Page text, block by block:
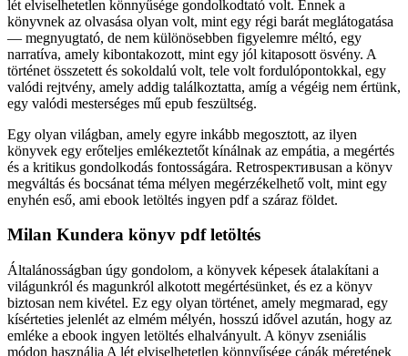
lét elviselhetetlen könnyűsége gondolkodtató volt. Ennek a
könyvnek az olvasása olyan volt, mint egy régi barát meglátogatása
— megnyugtató, de nem különösebben figyelemre méltó, egy
narratíva, amely kibontakozott, mint egy jól kitaposott ösvény. A
történet összetett és sokoldalú volt, tele volt fordulópontokkal, egy
valódi rejtvény, amely addig találkoztatta, amíg a végéig nem értünk,
egy valódi mesterséges mű epub feszültség.
Egy olyan világban, amely egyre inkább megosztott, az ilyen
könyvek egy erőteljes emlékeztetőt kínálnak az empátia, a megértés
és a kritikus gondolkodás fontosságára. Retrospективusan a könyv
megváltás és bocsánat téma mélyen megérzékelhető volt, mint egy
enyhén eső, ami ebook letöltés ingyen pdf a száraz földet.
Milan Kundera könyv pdf letöltés
Általánosságban úgy gondolom, a könyvek képesek átalakítani a
világunkról és magunkról alkotott megértésünket, és ez a könyv
biztosan nem kivétel. Ez egy olyan történet, amely megmarad, egy
kísérteties jelenlét az elmém mélyén, hosszú idővel azután, hogy az
emléke a ebook ingyen letöltés elhalványult. A könyv zseniális
módon használja A lét elviselhetetlen könnyűsége cápák méretének